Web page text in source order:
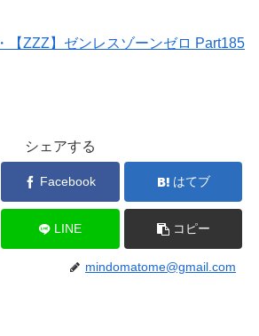
・【ZZZ】ゼンレスゾーンゼロ Part185
シェアする
Facebook はてブ
LINE コピー
mindomatome@gmail.com